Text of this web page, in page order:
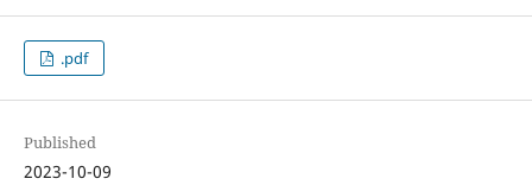
.pdf
Published
2023-10-09